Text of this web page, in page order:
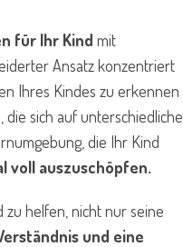
für Ihr Kind mit
Ansatz konzentriert
Ihres Kindes zu erkennen
sich auf unterschiedliche
die Ihr Kind
voll auszuschöpfen.
helfen, nicht nur seine
und eine